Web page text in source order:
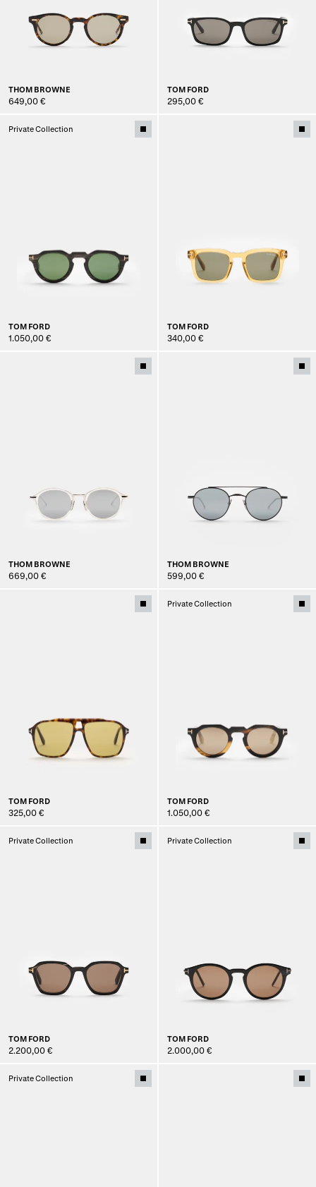
THOM BROWNE
649,00 €
TOM FORD
295,00 €
Private Collection
TOM FORD
1.050,00 €
TOM FORD
340,00 €
THOM BROWNE
669,00 €
THOM BROWNE
599,00 €
TOM FORD
325,00 €
Private Collection
TOM FORD
1.050,00 €
Private Collection
TOM FORD
2.200,00 €
Private Collection
TOM FORD
2.000,00 €
Private Collection